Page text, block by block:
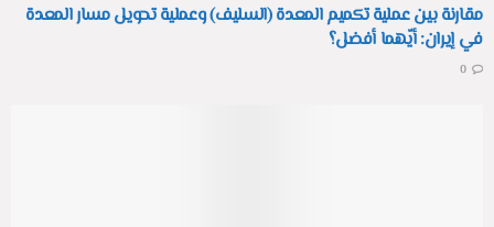
مقارنة بين عملية تكميم المعدة (السليف) وعملية تحويل مسار المعدة
في إيران: أيّهما أفضل؟